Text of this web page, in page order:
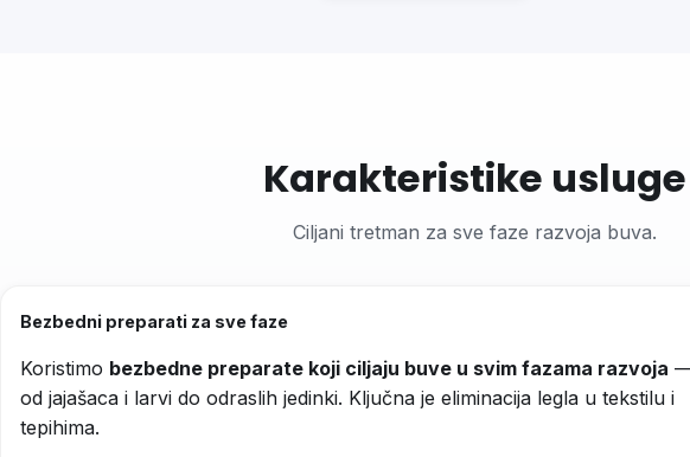
Karakteristike usluge
Ciljani tretman za sve faze razvoja buva.
Bezbedni preparati za sve faze
Koristimo bezbedne preparate koji ciljaju buve u svim fazama razvoja
od jajašaca i larvi do odraslih jedinki. Ključna je eliminacija legla u tekstilu i
tepihima.